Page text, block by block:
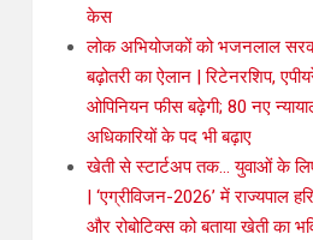
केस
लोक अभियोजकों को भजनलाल
बढ़ोतरी का ऐलान | रिटेनरशिप,
ओपिनियन फीस बढ़ेगी; 80 नए
अधिकारियों के पद भी बढ़ाए
खेती से स्टार्टअप तक… युवाओं के
| ‘एग्रीविजन-2026’ में राज्यपाल
और रोबोटिक्स को बताया खेती का